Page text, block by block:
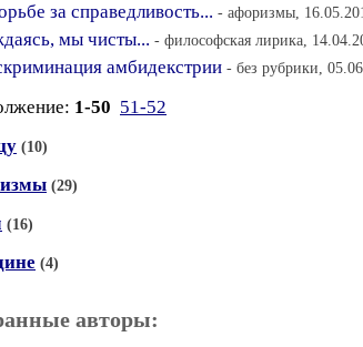
за справедливость... - афоризмы,
мы чисты... - философская лирика,
амбидекстрии - без рубрики,
1-50 51-52
(10)
(29)
(16)
(4)
авторы: